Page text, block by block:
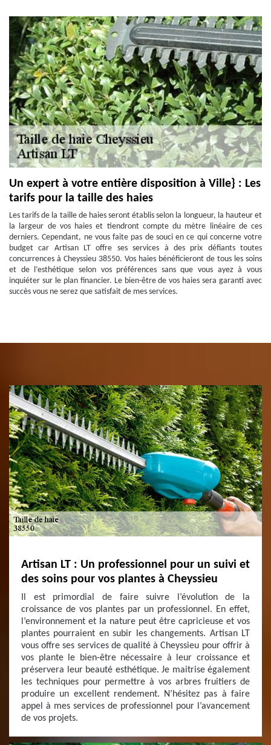
Un expert à votre entière disposition à Ville} : Les
tarifs pour la taille des haies
Les tarifs de la taille de haies seront établis selon la longueur, la hauteur et
la largeur de vos haies et tiendront compte du mètre linéaire de ces
derniers. Cependant, ne vous faite pas de souci en ce qui concerne votre
budget car Artisan LT offre ses services à des prix défiants toutes
concurrences à Cheyssieu 38550. Vos haies bénéficieront de tous les soins
et de l’esthétique selon vos préférences sans que vous ayez à vous
inquiéter sur le plan financier. Le bien-être de vos haies sera garanti avec
succès vous ne serez que satisfait de mes services.
Artisan LT : Un professionnel pour un suivi et
des soins pour vos plantes à Cheyssieu
Il est primordial de faire suivre l’évolution de la
croissance de vos plantes par un professionnel. En effet,
l’environnement et la nature peut être capricieuse et vos
plantes pourraient en subir les changements. Artisan LT
vous offre ses services de qualité à Cheyssieu pour offrir à
vos plante le bien-être nécessaire à leur croissance et
préservera leur beauté esthétique. Je maitrise également
les techniques pour permettre à vos arbres fruitiers de
produire un excellent rendement. N’hésitez pas à faire
appel à mes services de professionnel pour l’avancement
de vos projets.